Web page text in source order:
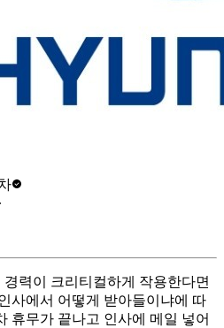
∙
력이 크리티컬하게 작용한다면
사에서 어떻게 받아들이냐에 따
휴무가 끝나고 인사에 메일 넣어